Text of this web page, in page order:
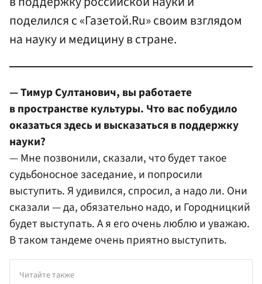
поделился с «Газетой.Ru» своим взглядом
на науку и медицину в стране.
— Тимур Султанович, вы работаете
в пространстве культуры. Что вас побудило
оказаться здесь и высказаться в поддержку
науки?
— Мне позвонили, сказали, что будет такое
судьбоносное заседание, и попросили
выступить. Я удивился, спросил, а надо ли. Они
сказали — да, обязательно надо, и Городницкий
будет выступать. А я его очень люблю и уважаю.
В таком тандеме очень приятно выступить.
Читайте также